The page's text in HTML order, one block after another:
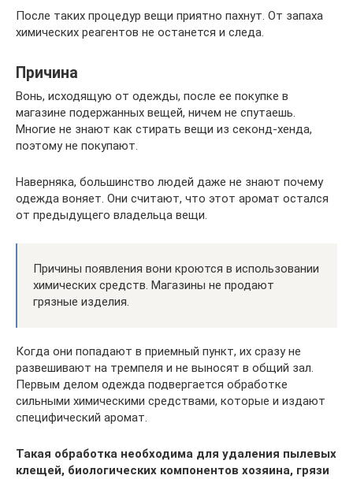
После таких процедур вещи приятно пахнут. От запаха
химических реагентов не останется и следа.
Причина
Вонь, исходящую от одежды, после ее покупке в
магазине подержанных вещей, ничем не спутаешь.
Многие не знают как стирать вещи из секонд-хенда,
поэтому не покупают.
Наверняка, большинство людей даже не знают почему
одежда воняет. Они считают, что этот аромат остался
от предыдущего владельца вещи.
Причины появления вони кроются в использовании
химических средств. Магазины не продают
грязные изделия.
Когда они попадают в приемный пункт, их сразу не
развешивают на тремпеля и не выносят в общий зал.
Первым делом одежда подвергается обработке
сильными химическими средствами, которые и издают
специфический аромат.
Такая обработка необходима для удаления пылевых
клещей, биологических компонентов хозяина, грязи